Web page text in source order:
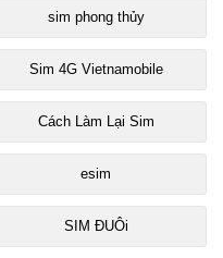
sim phong thủy
Sim 4G Vietnamobile
Cách Làm Lại Sim
esim
SIM ĐUÔi